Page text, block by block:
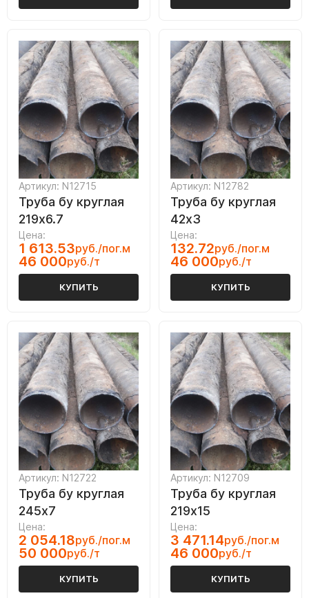
Артикул: N12715
Труба бу круглая
219х6.7
Цена:
1 613.53руб./пог.м
46 000руб./т
КУПИТЬ
Артикул: N12782
Труба бу круглая
42х3
Цена:
132.72руб./пог.м
46 000руб./т
КУПИТЬ
Артикул: N12722
Труба бу круглая
245х7
Цена:
2 054.18руб./пог.м
50 000руб./т
КУПИТЬ
Артикул: N12709
Труба бу круглая
219х15
Цена:
3 471.14руб./пог.м
46 000руб./т
КУПИТЬ